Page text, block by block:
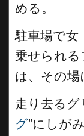
める。
駐車場で女
乗せられる
は、その場
走り去るグ
グ”にしが